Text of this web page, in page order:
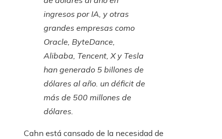
ingresos por IA, y otras
grandes empresas como
Oracle, ByteDance,
Alibaba, Tencent, X y Tesla
han generado 5 billones de
dólares al año. un déficit de
más de 500 millones de
dólares.
Cahn está cansado de la necesidad de